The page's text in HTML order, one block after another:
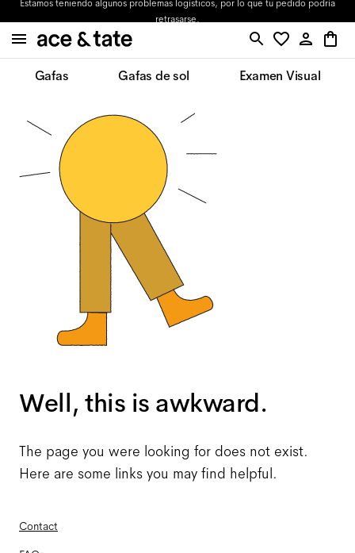
Estamos teniendo algunos problemas logísticos, por lo que tu pedido podría
retrasarse.
Gafas Gafas de sol Examen Visual
Well, this is awkward.
The page you were looking for does not exist.
Here are some links you may find helpful.
Contact